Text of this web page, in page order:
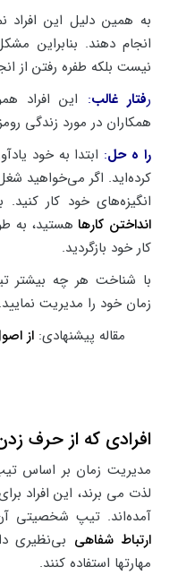
به همین دلیل این افراد
انجام دهند. بنابراین
نیست بلکه طفره رفتن از
رفتار غالب: این افراد
همکاران در مورد زندگی
را ه حل: ابتدا به خود
کرده‌اید. اگر می‌خواهید
انگیزه‌های خود کار
انداختن کارهاهستید، به
کار خود بازگردید.
با شناخت هر چه بیشتر
زمان خود را مدیریت نمایید.
مقاله پیشنهادی: از
افرادی که از حرف
مدیریت زمان بر اساس
لذت می برند، این افراد
آمده‌اند. تیپ شخصیتی
ارتباط شفاهی بی‌نظیری
مهارتها استفاده کنند.